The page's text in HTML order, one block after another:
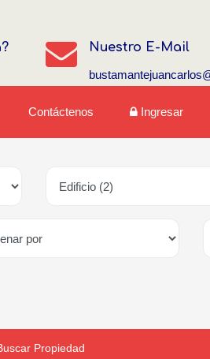
Nuestro E-Mail
Contáctenos Ingresar
Propiedad